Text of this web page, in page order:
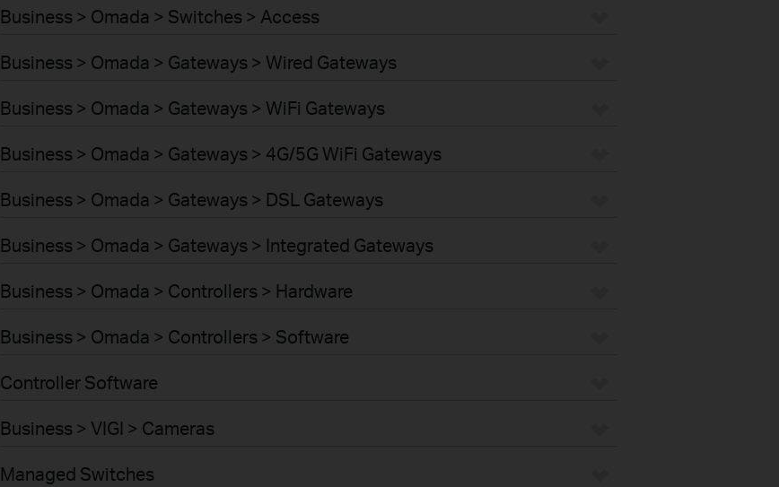
Business > Omada > Switches > Access
Business > Omada > Gateways > Wired Gateways
Business > Omada > Gateways > WiFi Gateways
Business > Omada > Gateways > 4G/5G WiFi Gateways
Business > Omada > Gateways > DSL Gateways
Business > Omada > Gateways > Integrated Gateways
Business > Omada > Controllers > Hardware
Business > Omada > Controllers > Software
Controller Software
Business > VIGI > Cameras
Managed Switches